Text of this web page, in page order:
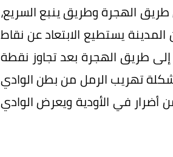
إليها وهي طريق الهجرة وطريق ينبع السريع،
يستطيع الابتعاد عن نقاط
طريق الهجرة بعد تجاوز نقطة
تهريب الرمل من بطن الوادي
أضرار في الأودية ويعرض الوادي